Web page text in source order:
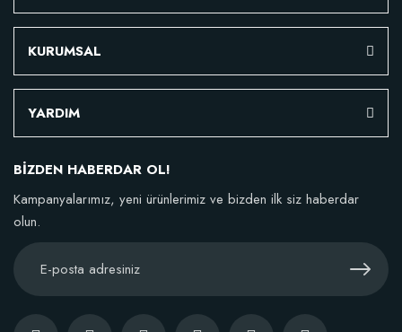
Özel Karışım Fidan Tutma Yüzdesini Arttıran Organik Dikim Gübresi (10
KURUMSAL
YARDIM
BİZDEN HABERDAR OL!
Kampanyalarımız, yeni ürünlerimiz ve bizden ilk siz haberdar
olun.